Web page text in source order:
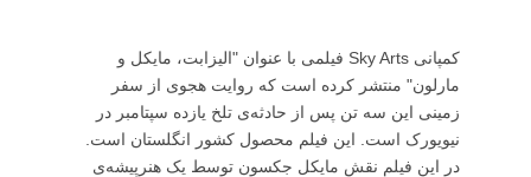
کمپانی Sky Arts فیلمی با عنوان "الیزابت، مایکل و
مارلون" منتشر کرده است که روایت هجوی از سفر
زمینی این سه تن پس از حادثه‌ی تلخ یازده سپتامبر در
نیویورک است. این فیلم محصول کشور انگلستان است.
در این فیلم نقش مایکل جکسون توسط یک هنرپیشه‌ی